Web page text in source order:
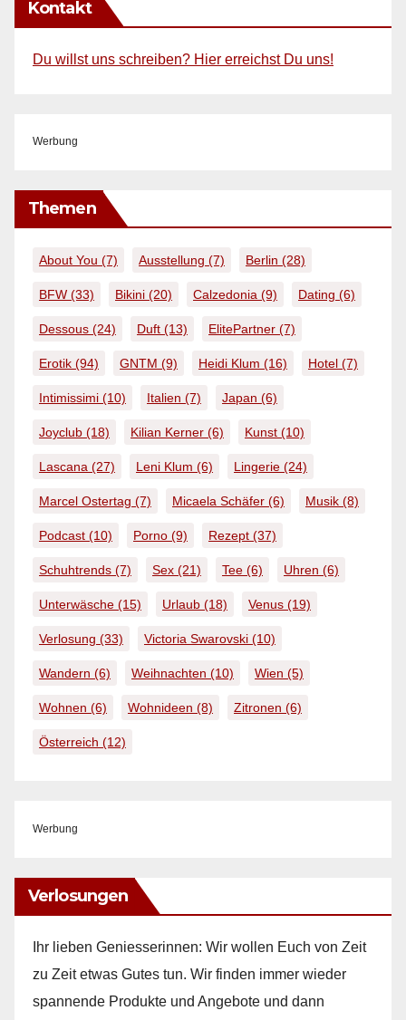
Kontakt
Du willst uns schreiben? Hier erreichst Du uns!
Werbung
Themen
About You (7) Ausstellung (7) Berlin (28)
BFW (33) Bikini (20) Calzedonia (9) Dating (6)
Dessous (24) Duft (13) ElitePartner (7)
Erotik (94) GNTM (9) Heidi Klum (16) Hotel (7)
Intimissimi (10) Italien (7) Japan (6)
Joyclub (18) Kilian Kerner (6) Kunst (10)
Lascana (27) Leni Klum (6) Lingerie (24)
Marcel Ostertag (7) Micaela Schäfer (6) Musik (8)
Podcast (10) Porno (9) Rezept (37)
Schuhtrends (7) Sex (21) Tee (6) Uhren (6)
Unterwäsche (15) Urlaub (18) Venus (19)
Verlosung (33) Victoria Swarovski (10)
Wandern (6) Weihnachten (10) Wien (5)
Wohnen (6) Wohnideen (8) Zitronen (6)
Österreich (12)
Werbung
Verlosungen
Ihr lieben Geniesserinnen: Wir wollen Euch von Zeit
zu Zeit etwas Gutes tun. Wir finden immer wieder
spannende Produkte und Angebote und dann